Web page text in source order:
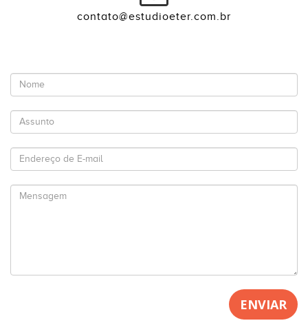
contato@estudioeter.com.br